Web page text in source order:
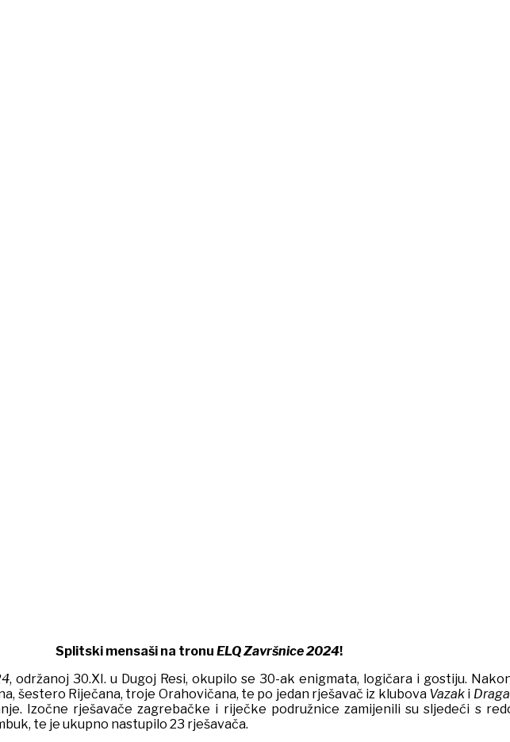
Splitski mensaši na tronu ELQ Završnice 2024!
, održanoj 30.XI. u Dugoj Resi, okupilo se 30-ak enigmata, logičara i gostiju.
šestero Riječana, troje Orahovičana, te po jedan rješavač iz klubova Vazak i
Izočne rješavače zagrebačke i riječke podružnice zamijenili su sljedeći s
te je ukupno nastupilo 23 rješavača.